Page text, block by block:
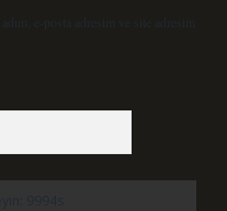
e-posta adresim ve site adresim